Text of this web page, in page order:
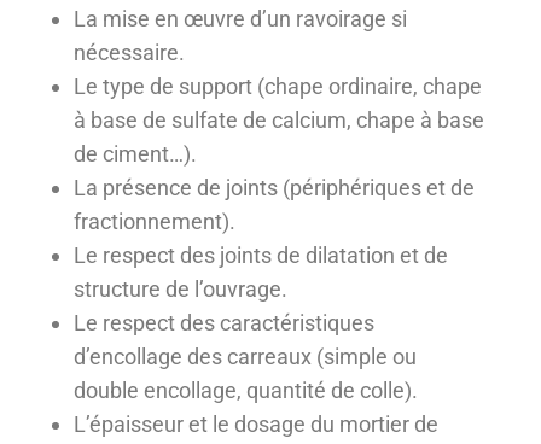
La mise en œuvre d’un ravoirage si
nécessaire.
Le type de support (chape ordinaire, chape
à base de sulfate de calcium, chape à base
de ciment…).
La présence de joints (périphériques et de
fractionnement).
Le respect des joints de dilatation et de
structure de l’ouvrage.
Le respect des caractéristiques
d’encollage des carreaux (simple ou
double encollage, quantité de colle).
L’épaisseur et le dosage du mortier de